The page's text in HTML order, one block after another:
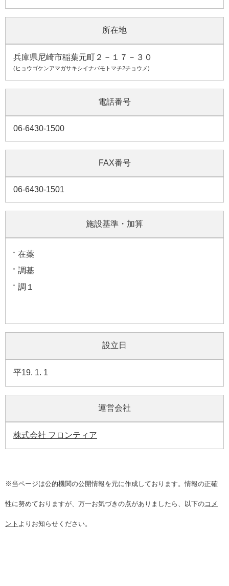
所在地
兵庫県尼崎市稲葉元町２－１７－３０
(ヒョウゴケンアマガサキシイナバモトマチ2チョウメ)
電話番号
06-6430-1500
FAX番号
06-6430-1501
施設基準・加算
在薬
調基
調１
設立日
平19. 1. 1
運営会社
株式会社 フロンティア
※当ページは公的機関の公開情報を元に作成しております。情報の正確
性に努めておりますが、万一お気づきの点がありましたら、以下のコメ
ント よりお知らせください。